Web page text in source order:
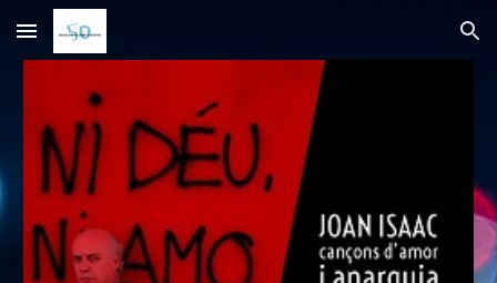
Skip to main content Skip to navigation